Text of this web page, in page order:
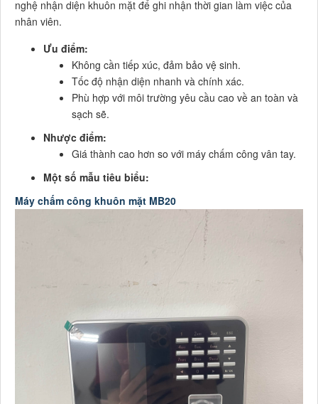
nghệ nhận diện khuôn mặt để ghi nhận thời gian làm việc của
nhân viên.
Ưu điểm:
Không cần tiếp xúc, đảm bảo vệ sinh.
Tốc độ nhận diện nhanh và chính xác.
Phù hợp với môi trường yêu cầu cao về an toàn và
sạch sẽ.
Nhược điểm:
Giá thành cao hơn so với máy chấm công vân tay.
Một số mẫu tiêu biểu:
Máy chấm công khuôn mặt MB20